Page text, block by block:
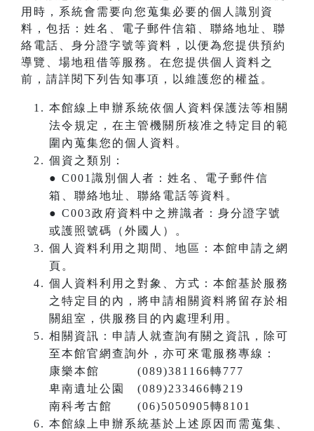
用時，系統會需要向您蒐集必要的個人識別資
料，包括：姓名、電子郵件信箱、聯絡地址、聯
絡電話、身分證字號等資料，以便為您提供預約
導覽、場地租借等服務。在您提供個人資料之
前，請詳閱下列告知事項，以維護您的權益。
本館線上申辦系統依個人資料保護法等相關
法令規定，在主管機關所核准之特定目的範
圍內蒐集您的個人資料。
個資之類別：
● C001識別個人者：姓名、電子郵件信
箱、聯絡地址、聯絡電話等資料。
● C003政府資料中之辨識者：身分證字號
或護照號碼（外國人）。
個人資料利用之期間、地區：本館申請之網
頁。
個人資料利用之對象、方式：本館基於服務
之特定目的內，將申請相關資料將留存於相
關組室，供服務目的內處理利用。
相關資訊：申請人就查詢有關之資訊，除可
至本館官網查詢外，亦可來電服務專線：
康樂本館 (089)381166轉777
卑南遺址公園 (089)233466轉219
南科考古館 (06)5050905轉8101
本館線上申辦系統基於上述原因而需蒐集、